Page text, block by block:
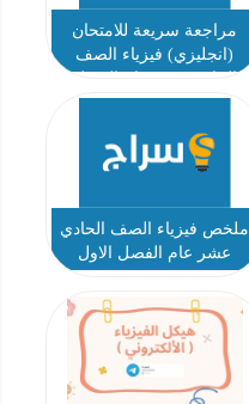
مراجعة سريعة للامتحان
(انجليزي) فيزياء الصف
الاول
ملخص فيزياء الصف الحادي
عشر عام الفصل الاول